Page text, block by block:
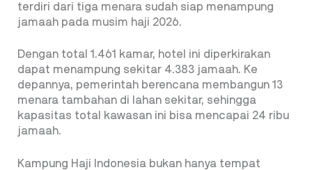
terdiri dari tiga menara sudah siap menampung
jamaah pada musim haji 2026.
Dengan total 1.461 kamar, hotel ini diperkirakan
dapat menampung sekitar 4.383 jamaah. Ke
depannya, pemerintah berencana membangun 13
menara tambahan di lahan sekitar, sehingga
kapasitas total kawasan ini bisa mencapai 24 ribu
jamaah.
Kampung Haji Indonesia bukan hanya tempat